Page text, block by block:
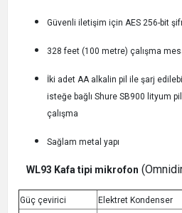
Güvenli iletişim için AES 256-bit
328 feet (100 metre) çalışma
İki adet AA alkalin pil ile şarj
isteğe bağlı Shure SB900 lityum
çalışma
Sağlam metal yapı
WL93 Kafa tipi mikrofon
Güç çevirici
Elektret Kondenser